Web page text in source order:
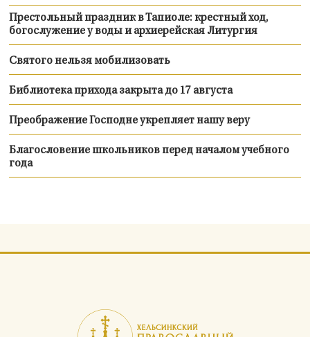
Престольный праздник в Тапиоле: крестный ход,
богослужение у воды и архиерейская Литургия
Святого нельзя мобилизовать
Библиотека прихода закрыта до 17 августа
Преображение Господне укрепляет нашу веру
Благословение школьников перед началом учебного
года